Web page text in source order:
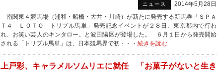
ニュース
2014年5月28日
南関東４競馬場（浦和・船橋・大井・川崎）が新たに発売する新馬券「ＳＰＡ
Ｔ４ ＬＯＴＯ トリプル馬単」発売記念イベントが２８日、東京都内で行わ
れ、お笑い芸人のキンタロー。と波田陽区が登場した。 ６月１日から発売開始
される「トリプル馬単」は、日本競馬界で初・・・ 続きを読む
上戸彩、キャラメルソムリエに就任 「お菓子がないと生き